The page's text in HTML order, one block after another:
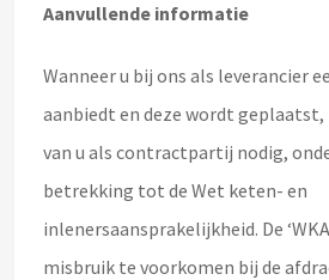
Aanvullende informatie
Wanneer u bij ons als leverancier
aanbiedt en deze wordt
van u als contractpartij nodig,
betrekking tot de Wet keten- en
inlenersaansprakelijkheid. De
misbruik te voorkomen bij de